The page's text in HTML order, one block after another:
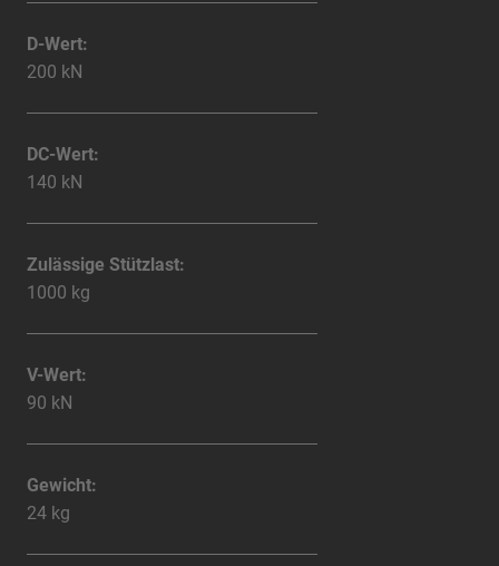
D-Wert:
200 kN
DC-Wert:
140 kN
Zulässige Stützlast:
1000 kg
V-Wert:
90 kN
Gewicht:
24 kg